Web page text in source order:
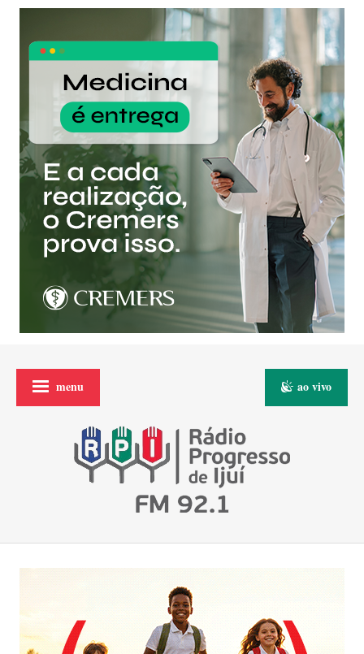
menu ao vivo